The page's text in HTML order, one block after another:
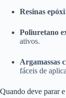
Resinas epóxi
Poliuretano
ativos.
Argamassas
fáceis de
Quando deve parar